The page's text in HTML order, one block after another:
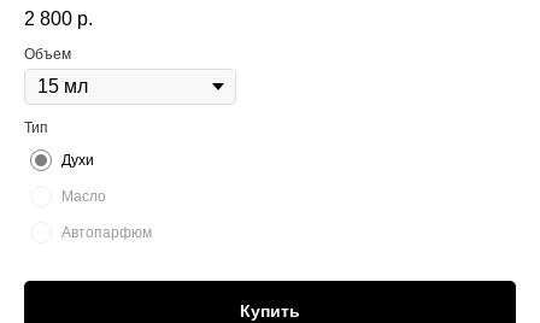
2 800 р.
Объем
Тип
Духи
Масло
Автопарфюм
Купить